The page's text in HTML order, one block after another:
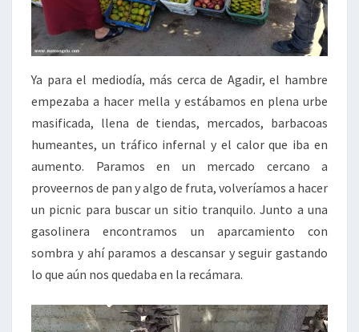
Ya para el mediodía, más cerca de Agadir, el hambre
empezaba a hacer mella y estábamos en plena urbe
masificada, llena de tiendas, mercados, barbacoas
humeantes, un tráfico infernal y el calor que iba en
aumento. Paramos en un mercado cercano a
proveernos de pan y algo de fruta, volveríamos a hacer
un picnic para buscar un sitio tranquilo. Junto a una
gasolinera encontramos un aparcamiento con
sombra y ahí paramos a descansar y seguir gastando
lo que aún nos quedaba en la recámara.